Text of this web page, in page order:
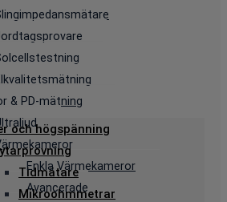
& PD-mätning
Enkla Värmekameror
Avancerade
och högspänning
Tidmätare
Mikroohmmetrar